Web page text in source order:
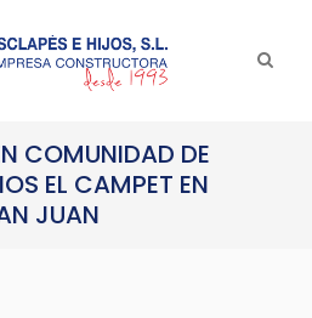
COMUNIDAD DE
EL CAMPET EN
JUAN